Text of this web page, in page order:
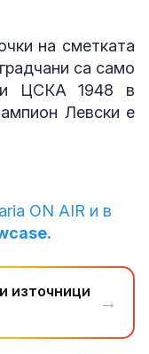
на сметката
са само
ЦСКА 1948 в
Левски е
ON AIR и в
източници
→